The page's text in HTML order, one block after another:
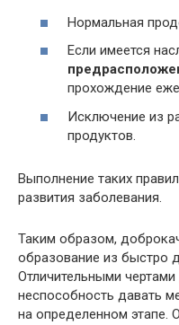
Нормальная
Если имеется
прохождение
Исключение из
продуктов.
Выполнение таких
развития заболевания.
Таким образом,
образование из быстро
Отличительными
неспособность давать
на определенном этапе.